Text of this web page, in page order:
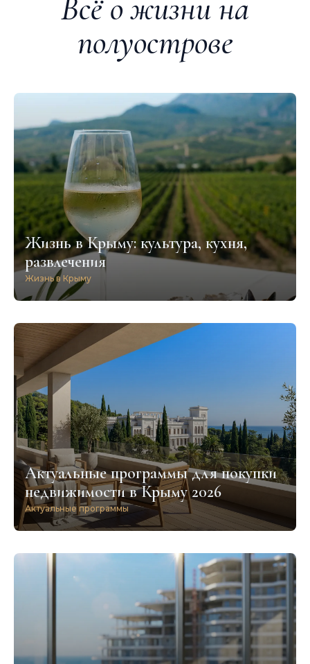
Всё о жизни на
полуострове
Жизнь в Крыму: культура, кухня,
развлечения
Жизнь в Крыму
Актуальные программы для покупки
недвижимости в Крыму 2026
Актуальные программы